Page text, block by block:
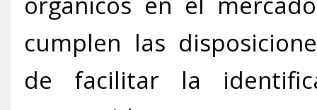
cumplen las
de facilitar la